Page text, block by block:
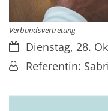
Verbandsvertretung
Datum:Dienstag, 28.
Von:Referentin: